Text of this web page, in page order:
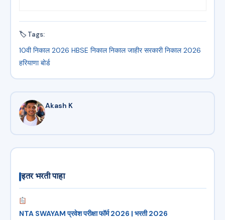
🏷 Tags:
10वी निकाल 2026 HBSE निकाल निकाल जाहीर सरकारी निकाल 2026
हरियाणा बोर्ड
Akash K
इतर भरती पाहा
NTA SWAYAM प्रवेश परीक्षा फॉर्म 2026 | भरती 2026